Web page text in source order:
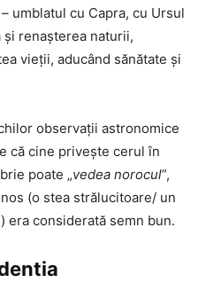
umblatul cu Capra, cu Ursul
renașterea naturii,
vieții, aducând sănătate și
observații astronomice
că cine privește cerul în
poate „vedea norocul”,
(o stea strălucitoare/ un
era considerată semn bun.